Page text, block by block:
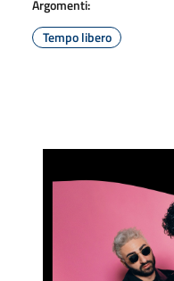
Argomenti:
Tempo libero